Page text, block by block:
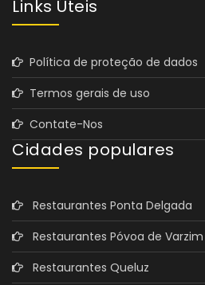
Links Úteis
Política de proteção de dados
Termos gerais de uso
Contate-Nos
Cidades populares
Restaurantes Ponta Delgada
Restaurantes Póvoa de Varzim
Restaurantes Queluz